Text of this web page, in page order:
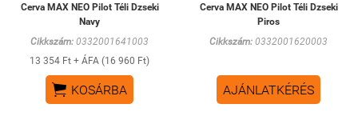
Cerva MAX NEO Pilot Téli Dzseki
Navy
Cikkszám: 0332001641003
13 354 Ft + ÁFA (16 960 Ft)
 KOSÁRBA
Cerva MAX NEO Pilot Téli Dzseki
Piros
Cikkszám: 0332001620003
AJÁNLATKÉRÉS